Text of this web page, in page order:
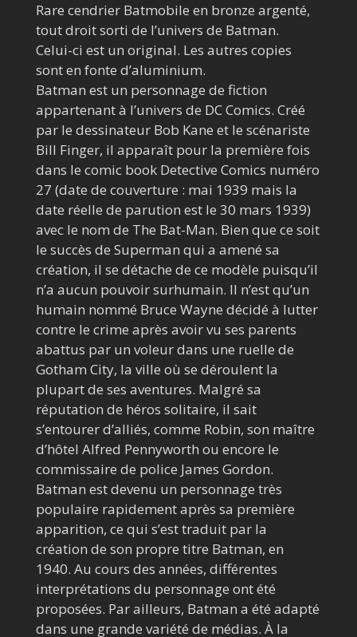
Rare cendrier Batmobile en bronze argenté,
tout droit sorti de l’univers de Batman.
Celui-ci est un original. Les autres copies
sont en fonte d’aluminium.
Batman est un personnage de fiction
appartenant à l’univers de DC Comics. Créé
par le dessinateur Bob Kane et le scénariste
Bill Finger, il apparaît pour la première fois
dans le comic bookDetective Comics numéro
27 (date de couverture : mai 1939 mais la
date réelle de parution est le 30 mars 1939)
avec le nom de The Bat-Man. Bien que ce soit
le succès de Superman qui a amené sa
création, il se détache de ce modèle puisqu’il
n’a aucun pouvoir surhumain. Il n’est qu’un
humain nommé Bruce Wayne décidé à lutter
contre le crime après avoir vu ses parents
abattus par un voleur dans une ruelle de
Gotham City, la ville où se déroulent la
plupart de ses aventures. Malgré sa
réputation de héros solitaire, il sait
s’entourer d’alliés, comme Robin, son maître
d’hôtel Alfred Pennyworth ou encore le
commissaire de police James Gordon.
Batman est devenu un personnage très
populaire rapidement après sa première
apparition, ce qui s’est traduit par la
création de son propre titre Batman, en
1940. Au cours des années, différentes
interprétations du personnage ont été
proposées. Par ailleurs, Batman a été adapté
dans une grande variété de médias. À la